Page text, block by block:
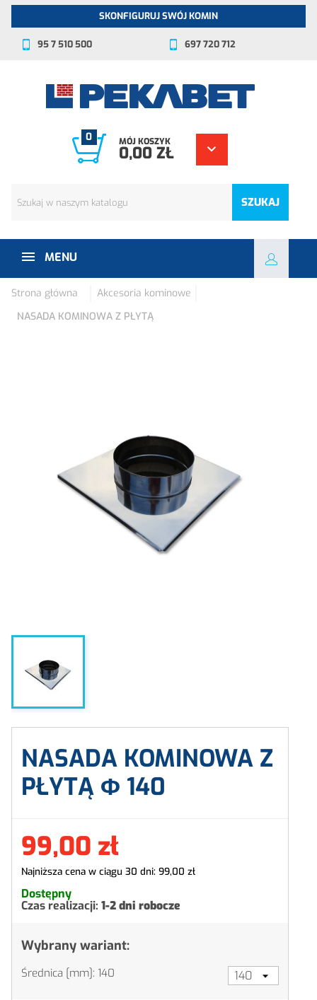
SKONFIGURUJ SWÓJ KOMIN
95 7 510 500 697 720 712
SZUKAJ
0 MÓJ KOSZYK
0,00 ZŁ
MENU
Strona główna
Akcesoria kominowe
NASADA KOMINOWA Z PŁYTĄ
NASADA KOMINOWA Z
PŁYTĄ Φ 140
99,00 zł
Najniższa cena w ciągu 30 dni: 99,00 zł
Dostępny
Czas realizacji: 1-2 dni robocze
Wybrany wariant:
Średnica [mm]: 140